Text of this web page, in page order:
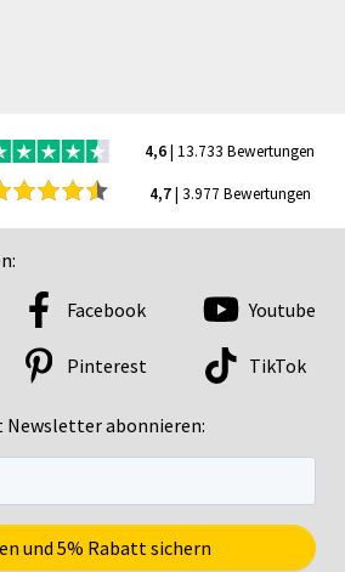
4,6| 13.733 Bewertungen
4,7| 3.977 Bewertungen
Newsletter abonnieren:
Facebook Youtube
Pinterest TikTok